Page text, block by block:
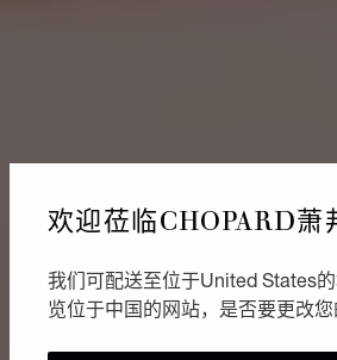
欢迎莅临CHOPARD萧
我们可配送至位于United States
览位于中国的网站，是否要更改您